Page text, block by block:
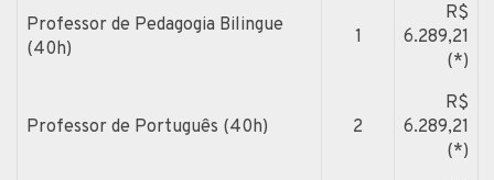
Professor de Pedagogia Bilingue
(40h)
1
R$
6.289,21
(*)
Professor de Português (40h) 2
R$
6.289,21
(*)